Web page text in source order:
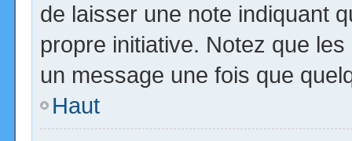
de laisser une note indiquant
propre initiative. Notez que
un message une fois que
Haut